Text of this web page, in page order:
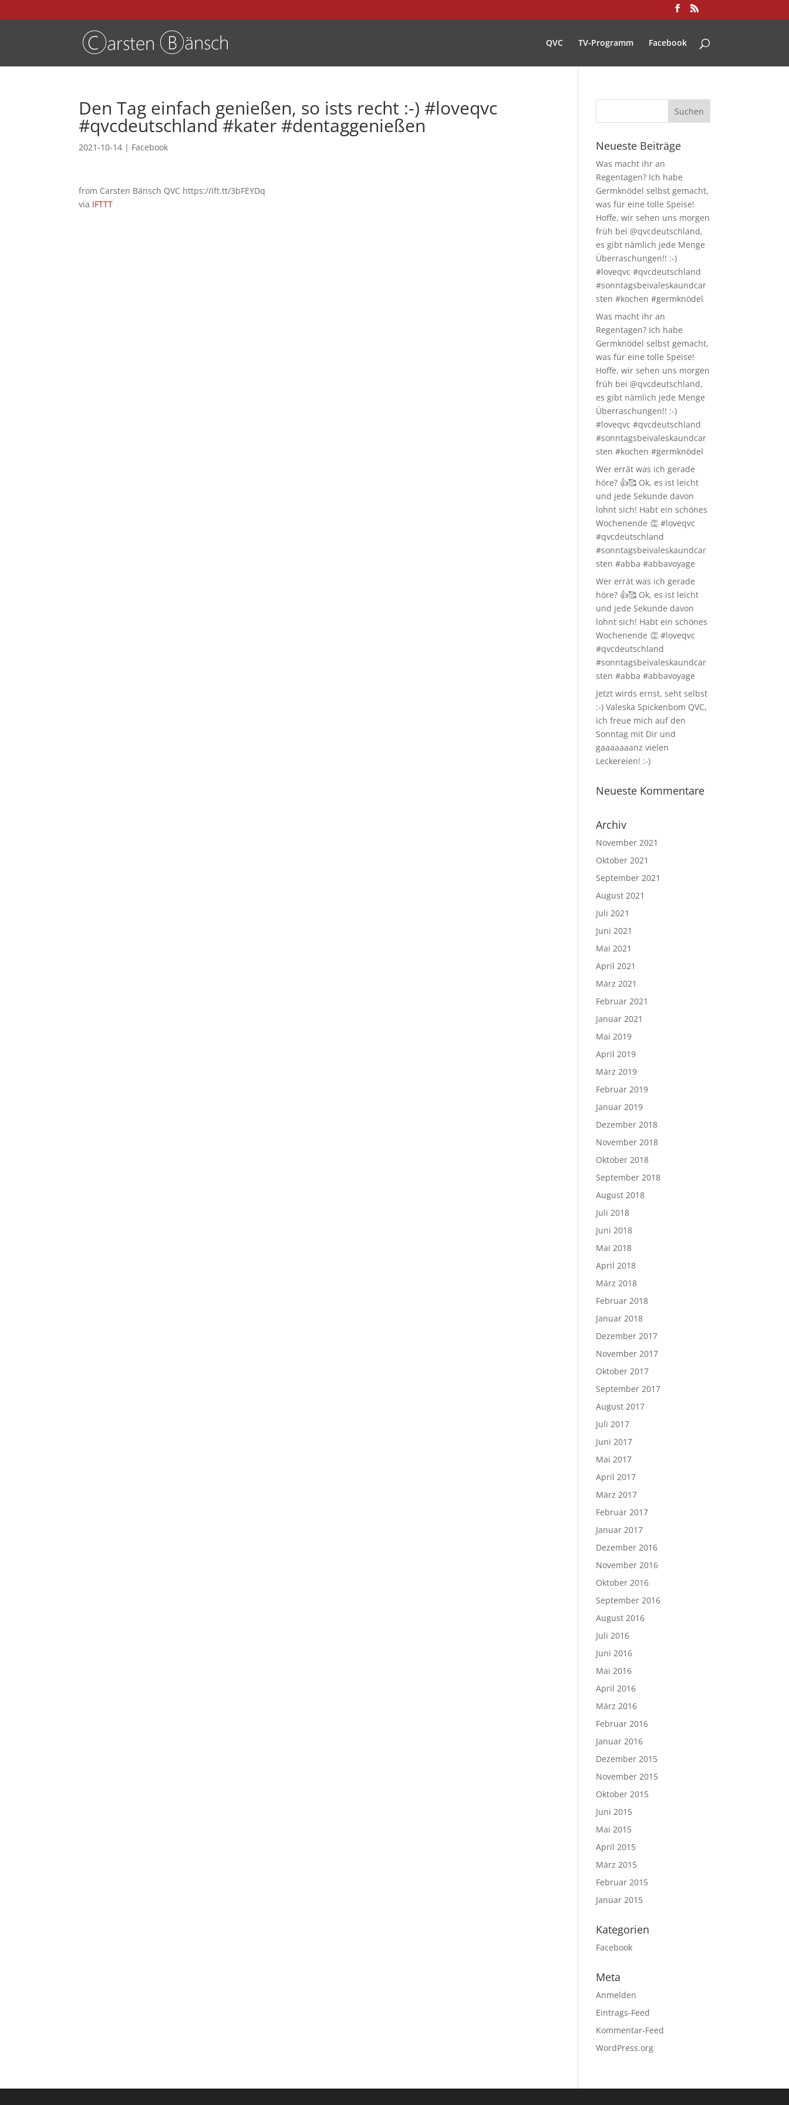
QVC TV-Programm Facebook
Den Tag einfach genießen, so ists recht :-) #loveqvc
#qvcdeutschland #kater #dentaggenießen
2021-10-14 | Facebook
from Carsten Bänsch QVC https://ift.tt/3bFEYDq
via IFTTT
Neueste Beiträge
Was macht ihr an
Regentagen? Ich habe
Germknödel selbst gemacht,
was für eine tolle Speise!
Hoffe, wir sehen uns morgen
früh bei @qvcdeutschland,
es gibt nämlich jede Menge
Überraschungen!! :-)
#loveqvc #qvcdeutschland
#sonntagsbeivaleskaundcar
sten #kochen #germknödel
Was macht ihr an
Regentagen? Ich habe
Germknödel selbst gemacht,
was für eine tolle Speise!
Hoffe, wir sehen uns morgen
früh bei @qvcdeutschland,
es gibt nämlich jede Menge
Überraschungen!! :-)
#loveqvc #qvcdeutschland
#sonntagsbeivaleskaundcar
sten #kochen #germknödel
Wer errät was ich gerade
höre? 👍🥰 Ok, es ist leicht
und jede Sekunde davon
lohnt sich! Habt ein schönes
Wochenende 👏 #loveqvc
#qvcdeutschland
#sonntagsbeivaleskaundcar
sten #abba #abbavoyage
Wer errät was ich gerade
höre? 👍🥰 Ok, es ist leicht
und jede Sekunde davon
lohnt sich! Habt ein schönes
Wochenende 👏 #loveqvc
#qvcdeutschland
#sonntagsbeivaleskaundcar
sten #abba #abbavoyage
Jetzt wirds ernst, seht selbst
:-) Valeska Spickenbom QVC,
ich freue mich auf den
Sonntag mit Dir und
gaaaaaaanz vielen
Leckereien! :-)
Neueste Kommentare
Archiv
November 2021
Oktober 2021
September 2021
August 2021
Juli 2021
Juni 2021
Mai 2021
April 2021
März 2021
Februar 2021
Januar 2021
Mai 2019
April 2019
März 2019
Februar 2019
Januar 2019
Dezember 2018
November 2018
Oktober 2018
September 2018
August 2018
Juli 2018
Juni 2018
Mai 2018
April 2018
März 2018
Februar 2018
Januar 2018
Dezember 2017
November 2017
Oktober 2017
September 2017
August 2017
Juli 2017
Juni 2017
Mai 2017
April 2017
März 2017
Februar 2017
Januar 2017
Dezember 2016
November 2016
Oktober 2016
September 2016
August 2016
Juli 2016
Juni 2016
Mai 2016
April 2016
März 2016
Februar 2016
Januar 2016
Dezember 2015
November 2015
Oktober 2015
Juni 2015
Mai 2015
April 2015
März 2015
Februar 2015
Januar 2015
Kategorien
Facebook
Meta
Anmelden
Eintrags-Feed
Kommentar-Feed
WordPress.org